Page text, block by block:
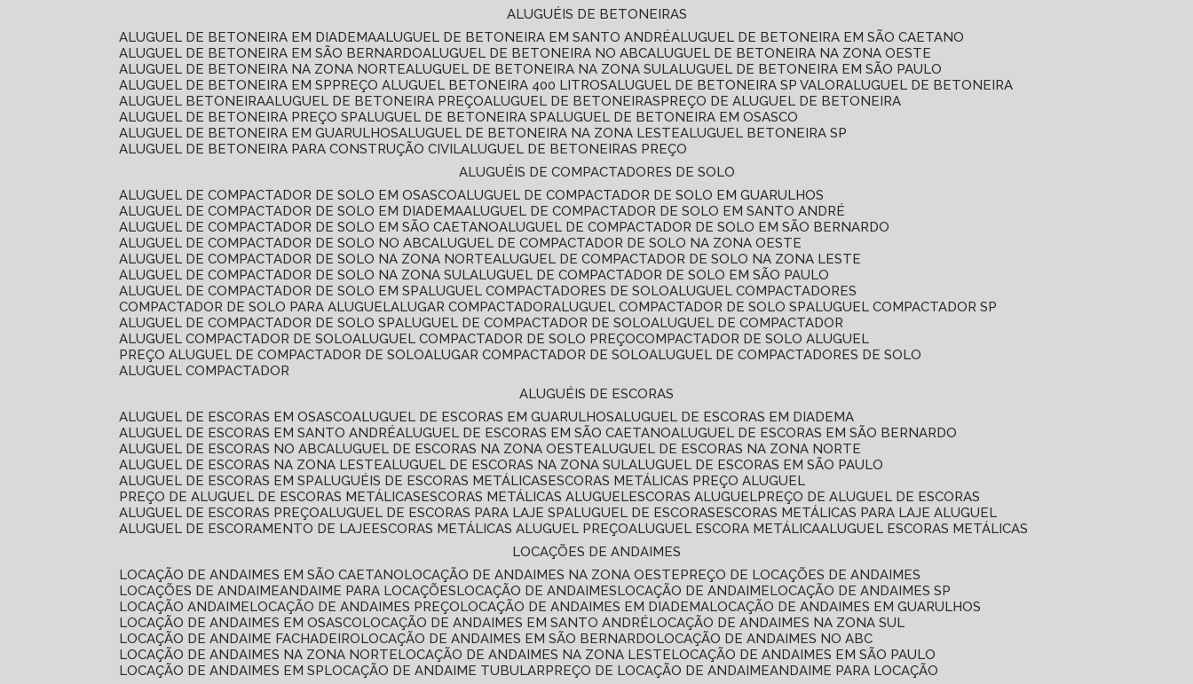
ALUGUÉIS DE BETONEIRAS
ALUGUEL DE BETONEIRA EM DIADEMA ALUGUEL DE BETONEIRA EM SANTO ANDRÉ ALUGUEL DE BETONEIRA EM SÃO CAETANO
ALUGUEL DE BETONEIRA EM SÃO BERNARDO ALUGUEL DE BETONEIRA NO ABC ALUGUEL DE BETONEIRA NA ZONA OESTE
ALUGUEL DE BETONEIRA NA ZONA NORTE ALUGUEL DE BETONEIRA NA ZONA SUL ALUGUEL DE BETONEIRA EM SÃO PAULO
ALUGUEL DE BETONEIRA EM SP
PREÇO ALUGUEL BETONEIRA 400 LITROS ALUGUEL DE BETONEIRA SP VALOR ALUGUEL DE BETONEIRA
ALUGUEL BETONEIRA ALUGUEL DE BETONEIRA PREÇO ALUGUEL DE BETONEIRAS
PREÇO DE ALUGUEL DE BETONEIRA
ALUGUEL DE BETONEIRA PREÇO SP ALUGUEL DE BETONEIRA SP ALUGUEL DE BETONEIRA EM OSASCO
ALUGUEL DE BETONEIRA EM GUARULHOS ALUGUEL DE BETONEIRA NA ZONA LESTE ALUGUEL BETONEIRA SP
ALUGUEL DE BETONEIRA PARA CONSTRUÇÃO CIVIL ALUGUEL DE BETONEIRAS PREÇO
ALUGUÉIS DE COMPACTADORES DE SOLO
ALUGUEL DE COMPACTADOR DE SOLO EM OSASCO ALUGUEL DE COMPACTADOR DE SOLO EM GUARULHOS
ALUGUEL DE COMPACTADOR DE SOLO EM DIADEMA ALUGUEL DE COMPACTADOR DE SOLO EM SANTO ANDRÉ
ALUGUEL DE COMPACTADOR DE SOLO EM SÃO CAETANO ALUGUEL DE COMPACTADOR DE SOLO EM SÃO BERNARDO
ALUGUEL DE COMPACTADOR DE SOLO NO ABC ALUGUEL DE COMPACTADOR DE SOLO NA ZONA OESTE
ALUGUEL DE COMPACTADOR DE SOLO NA ZONA NORTE ALUGUEL DE COMPACTADOR DE SOLO NA ZONA LESTE
ALUGUEL DE COMPACTADOR DE SOLO NA ZONA SUL ALUGUEL DE COMPACTADOR DE SOLO EM SÃO PAULO
ALUGUEL DE COMPACTADOR DE SOLO EM SP ALUGUEL COMPACTADORES DE SOLO ALUGUEL COMPACTADORES
COMPACTADOR DE SOLO PARA ALUGUEL ALUGAR COMPACTADOR ALUGUEL COMPACTADOR DE SOLO SP ALUGUEL COMPACTADOR SP
ALUGUEL DE COMPACTADOR DE SOLO SP ALUGUEL DE COMPACTADOR DE SOLO ALUGUEL DE COMPACTADOR
ALUGUEL COMPACTADOR DE SOLO ALUGUEL COMPACTADOR DE SOLO PREÇO COMPACTADOR DE SOLO ALUGUEL
PREÇO ALUGUEL DE COMPACTADOR DE SOLO ALUGAR COMPACTADOR DE SOLO ALUGUEL DE COMPACTADORES DE SOLO
ALUGUEL COMPACTADOR
ALUGUÉIS DE ESCORAS
ALUGUEL DE ESCORAS EM OSASCO ALUGUEL DE ESCORAS EM GUARULHOS ALUGUEL DE ESCORAS EM DIADEMA
ALUGUEL DE ESCORAS EM SANTO ANDRÉ ALUGUEL DE ESCORAS EM SÃO CAETANO ALUGUEL DE ESCORAS EM SÃO BERNARDO
ALUGUEL DE ESCORAS NO ABC ALUGUEL DE ESCORAS NA ZONA OESTE ALUGUEL DE ESCORAS NA ZONA NORTE
ALUGUEL DE ESCORAS NA ZONA LESTE ALUGUEL DE ESCORAS NA ZONA SUL ALUGUEL DE ESCORAS EM SÃO PAULO
ALUGUEL DE ESCORAS EM SP ALUGUÉIS DE ESCORAS METÁLICAS
ESCORAS METÁLICAS PREÇO ALUGUEL
PREÇO DE ALUGUEL DE ESCORAS METÁLICAS
ESCORAS METÁLICAS ALUGUEL ESCORAS ALUGUEL
PREÇO DE ALUGUEL DE ESCORAS
ALUGUEL DE ESCORAS PREÇO ALUGUEL DE ESCORAS PARA LAJE SP ALUGUEL DE ESCORAS
ESCORAS METÁLICAS PARA LAJE ALUGUEL
ALUGUEL DE ESCORAMENTO DE LAJE
ESCORAS METÁLICAS ALUGUEL PREÇO ALUGUEL ESCORA METÁLICA ALUGUEL ESCORAS METÁLICAS
LOCAÇÕES DE ANDAIMES
LOCAÇÃO DE ANDAIMES EM SÃO CAETANO LOCAÇÃO DE ANDAIMES NA ZONA OESTE
PREÇO DE LOCAÇÕES DE ANDAIMES
LOCAÇÕES DE ANDAIME ANDAIME PARA LOCAÇÕES LOCAÇÃO DE ANDAIMES LOCAÇÃO DE ANDAIME LOCAÇÃO DE ANDAIMES SP
LOCAÇÃO ANDAIME LOCAÇÃO DE ANDAIMES PREÇO LOCAÇÃO DE ANDAIMES EM DIADEMA LOCAÇÃO DE ANDAIMES EM GUARULHOS
LOCAÇÃO DE ANDAIMES EM OSASCO LOCAÇÃO DE ANDAIMES EM SANTO ANDRÉ LOCAÇÃO DE ANDAIMES NA ZONA SUL
LOCAÇÃO DE ANDAIME FACHADEIRO LOCAÇÃO DE ANDAIMES EM SÃO BERNARDO LOCAÇÃO DE ANDAIMES NO ABC
LOCAÇÃO DE ANDAIMES NA ZONA NORTE LOCAÇÃO DE ANDAIMES NA ZONA LESTE LOCAÇÃO DE ANDAIMES EM SÃO PAULO
LOCAÇÃO DE ANDAIMES EM SP LOCAÇÃO DE ANDAIME TUBULAR PREÇO DE LOCAÇÃO DE ANDAIME ANDAIME PARA LOCAÇÃO